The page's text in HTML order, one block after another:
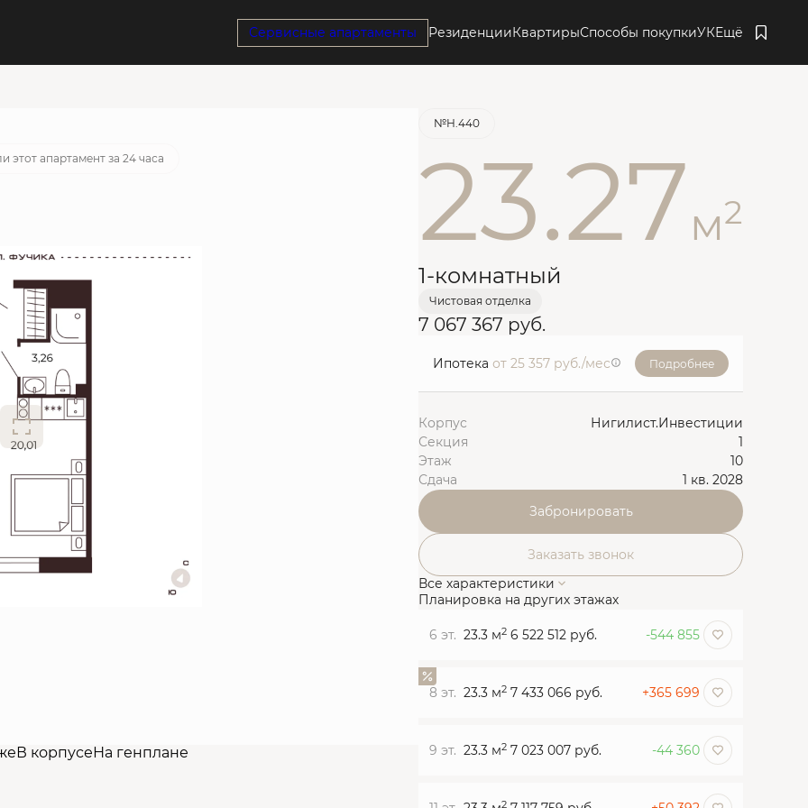
Сервисные апартаменты РезиденцииКвартирыСпособы покупкиУКЕщё
Забронировать
этот апартамент за 24 часа
В корпусеНа генплане
№Н.440
23.27м2
1-комнатный
Чистовая отделка
7 067 367 руб.
Ипотека от 25 357 руб./мес Подробнее
Корпус
Нигилист.Инвестиции
Секция
1
Этаж
10
Сдача
1 кв. 2028
Забронировать
Заказать звонок
Все характеристики
Планировка на других этажах
6 эт. 23.3 м2 6 522 512 руб. -544 855
8 эт. 23.3 м2 7 433 066 руб. +365 699
9 эт. 23.3 м2 7 023 007 руб. -44 360
2